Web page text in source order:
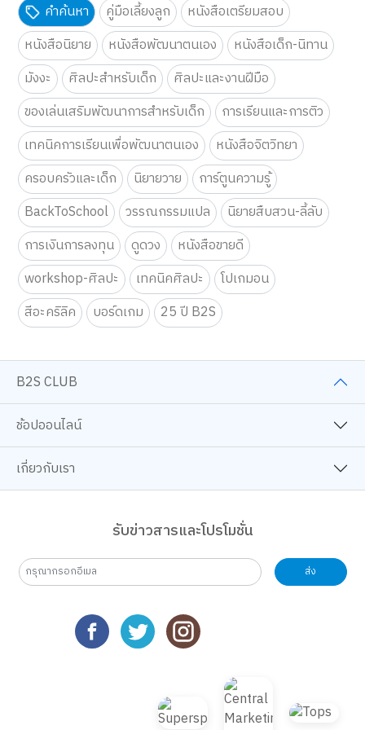
คำค้นหา คู่มือเลี้ยงลูก
หนังสือเตรียมสอบ
หนังสือนิยาย
หนังสือพัฒนาตนเอง
หนังสือเด็ก-นิทาน
มังงะ
ศิลปะสำหรับเด็ก
ศิลปะและงานฝีมือ
ของเล่นเสริมพัฒนาการสำหรับเด็ก
การเรียนและการติว
เทคนิคการเรียนเพื่อพัฒนาตนเอง
หนังสือจิตวิทยา
ครอบครัวและเด็ก
นิยายวาย
การ์ตูนความรู้
BackToSchool
วรรณกรรมแปล
นิยายสืบสวน-ลี้ลับ
การเงินการลงทุน
ดูดวง
หนังสือขายดี
workshop-ศิลปะ
เทคนิคศิลปะ
โปเกมอน
สีอะคริลิค
บอร์ดเกม 25 ปี B2S
B2S CLUB
ช้อปออนไลน์
เกี่ยวกับเรา
รับข่าวสารและโปรโมชั่น
ส่ง